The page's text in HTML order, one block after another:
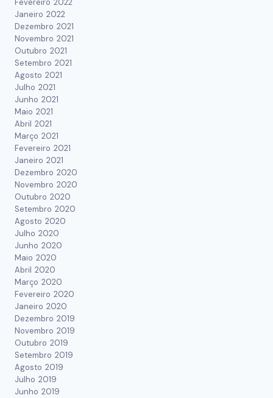
Fevereiro 2022
Janeiro 2022
Dezembro 2021
Novembro 2021
Outubro 2021
Setembro 2021
Agosto 2021
Julho 2021
Junho 2021
Maio 2021
Abril 2021
Março 2021
Fevereiro 2021
Janeiro 2021
Dezembro 2020
Novembro 2020
Outubro 2020
Setembro 2020
Agosto 2020
Julho 2020
Junho 2020
Maio 2020
Abril 2020
Março 2020
Fevereiro 2020
Janeiro 2020
Dezembro 2019
Novembro 2019
Outubro 2019
Setembro 2019
Agosto 2019
Julho 2019
Junho 2019